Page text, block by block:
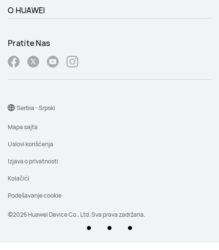
O HUAWEI
Pratite Nas
©2026 Huawei Device Co., Ltd. Sva prava zadržana.
Mapa sajta
Uslovi korišćenja
Izjava o privatnosti
Kolačići
Podešavanje cookie
Serbia - Srpski